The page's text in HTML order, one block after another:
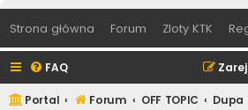
Strona główna Forum Zloty KTK
FAQ
Portal Forum OFF TOPIC